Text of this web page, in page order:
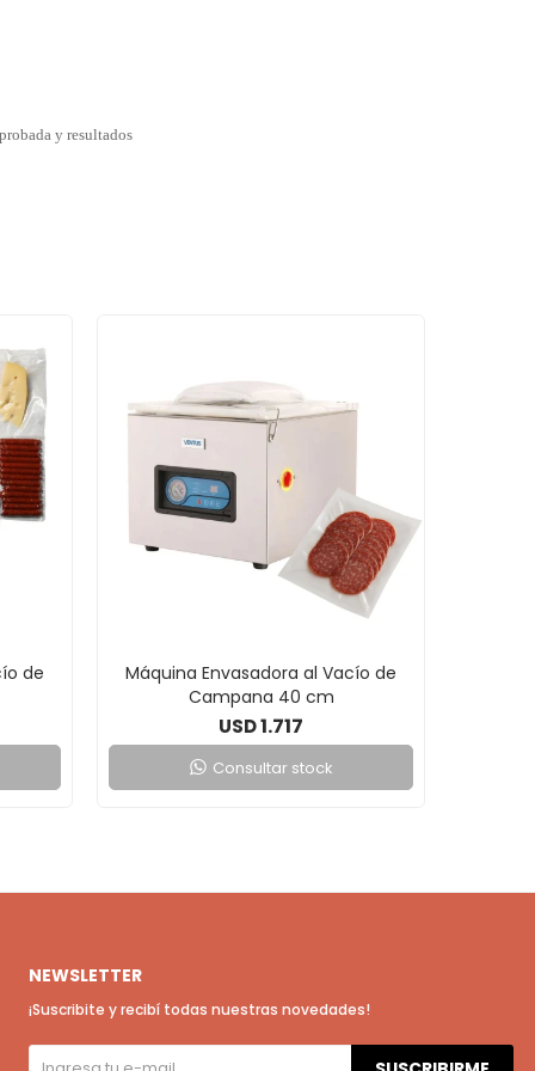
y resultados
de
Máquina Envasadora al Vacío de
Campana 40 cm
USD1.717
Consultar stock
NEWSLETTER
¡Suscribite y recibí todas nuestras novedades!